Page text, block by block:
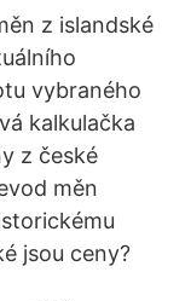
z islandské
vybraného
kalkulačka
z české
měn
jsou ceny?